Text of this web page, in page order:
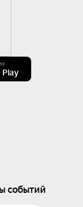
Play
событий